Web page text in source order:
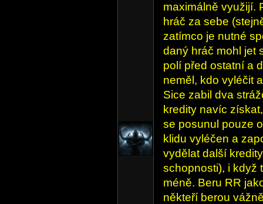
maximálně využijí.
hráč za sebe
zatímco je nutné
daný hráč mohl jet
polí před ostatní a
neměl, kdo vyléčit
Sice zabil dva
kredity navíc
se posunul pouze
klidu vyléčen a
vydělat další
schopnosti), i když
méně. Beru RR
někteří berou